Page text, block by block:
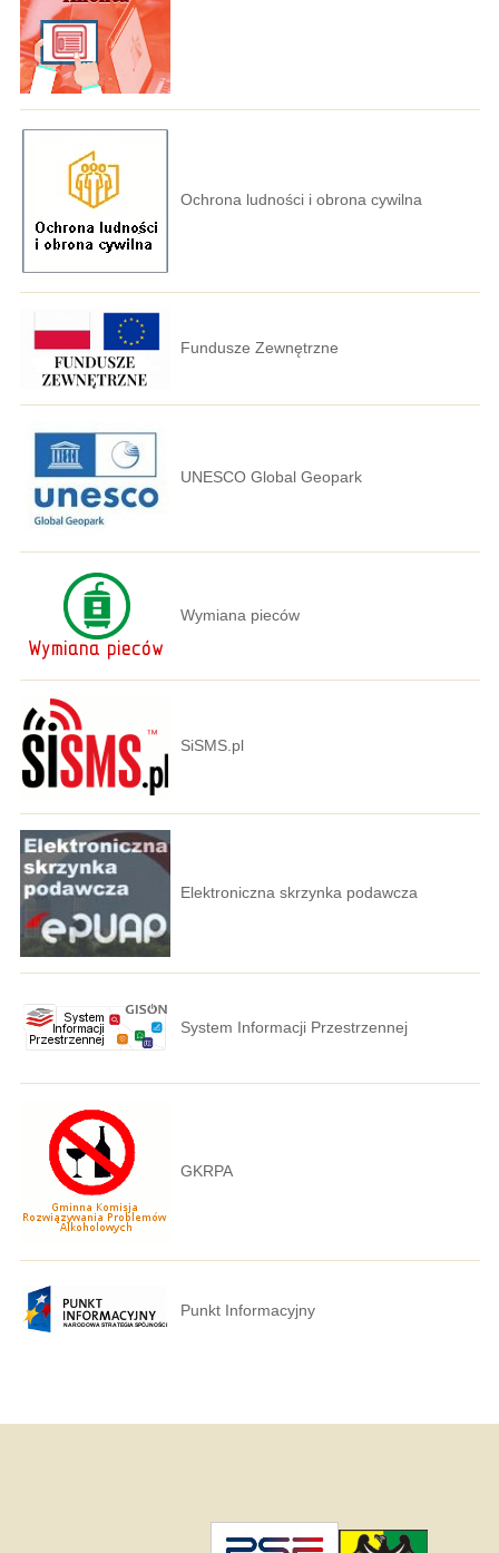
Ochrona ludności i obrona cywilna
Fundusze Zewnętrzne
UNESCO Global Geopark
Wymiana pieców
SiSMS.pl
Elektroniczna skrzynka podawcza
System Informacji Przestrzennej
GKRPA
Punkt Informacyjny